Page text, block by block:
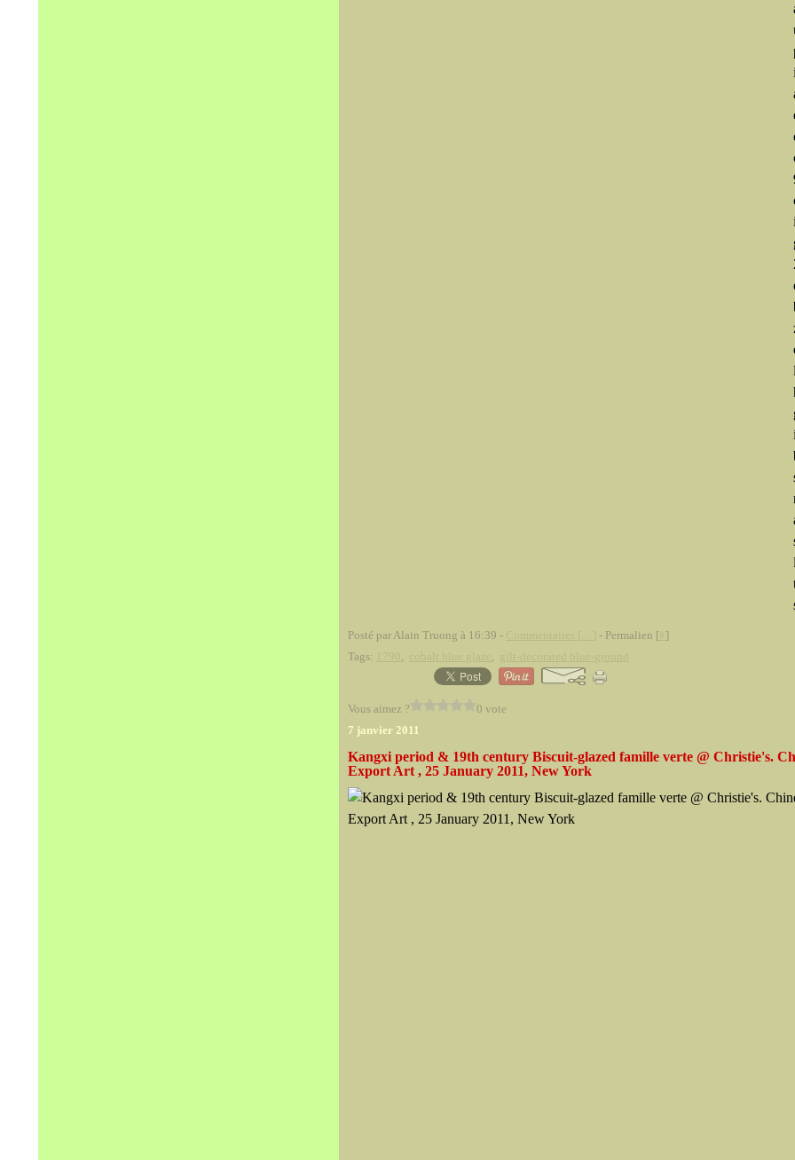
Posté par Alain Truong à 16:39 - - Permalien [ ]
Tags:
, ,
Vous aimez ?
0 vote
7 janvier 2011
Kangxi period & 19th century Biscuit-glazed famille verte @ Christie's.
Export Art , 25 January 2011, New York